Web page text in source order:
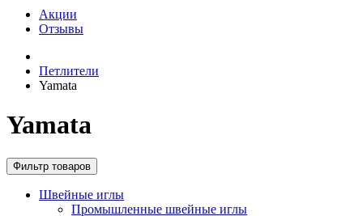
Акции
Отзывы
Петлители
Yamata
Yamata
Фильтр товаров
Швейные иглы
Промышленные швейные иглы